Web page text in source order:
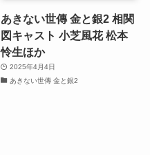
あきない世傳 金と銀2 相関
図キャスト 小芝風花 松本
怜生ほか
2025年4月4日
あきない世傳 金と銀2